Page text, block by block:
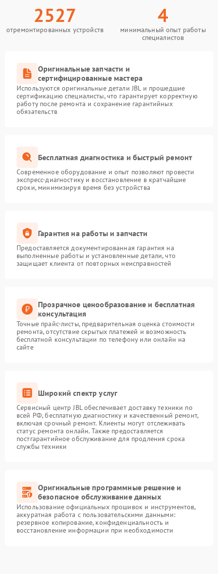
2527
отремонтированных устройств
4
минимальный опыт работы
специалистов
Оригинальные запчасти и
сертифицированные мастера
Используются оригинальные детали JBL и прошедшие
сертификацию специалисты, что гарантирует корректную
работу после ремонта и сохранение гарантийных
обязательств
Бесплатная диагностика и быстрый ремонт
Современное оборудование и опыт позволяют провести
экспресс-диагностику и восстановление в кратчайшие
сроки, минимизируя время без устройства
Гарантия на работы и запчасти
Предоставляется документированная гарантия на
выполненные работы и установленные детали, что
защищает клиента от повторных неисправностей
Прозрачное ценообразование и бесплатная
консультация
Точные прайс-листы, предварительная оценка стоимости
ремонта, отсутствие скрытых платежей и возможность
бесплатной консультации по телефону или онлайн на
сайте
Широкий спектр услуг
Сервисный центр JBL обеспечивает доставку техники по
всей РФ, бесплатную диагностику и качественный ремонт,
включая срочный ремонт. Клиенты могут отслеживать
статус ремонта онлайн. Также предоставляется
постгарантийное обслуживание для продления срока
службы техники
Оригинальные программные решение и
безопасное обслуживание данных
Использование официальных прошивок и инструментов,
аккуратная работа с пользовательскими данными:
резервное копирование, конфиденциальность и
восстановление информации при необходимости